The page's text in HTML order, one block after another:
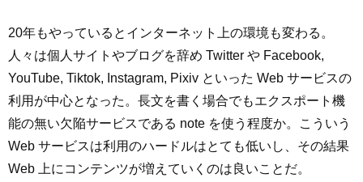
20年もやっているとインターネット上の環境も変わる。
人々は個人サイトやブログを辞め Twitter や Facebook,
YouTube, Tiktok, Instagram, Pixiv といった Web サービスの
利用が中心となった。長文を書く場合でもエクスポート機
能の無い欠陥サービスである note を使う程度か。こういう
Web サービスは利用のハードルはとても低いし、その結果
Web 上にコンテンツが増えていくのは良いことだ。